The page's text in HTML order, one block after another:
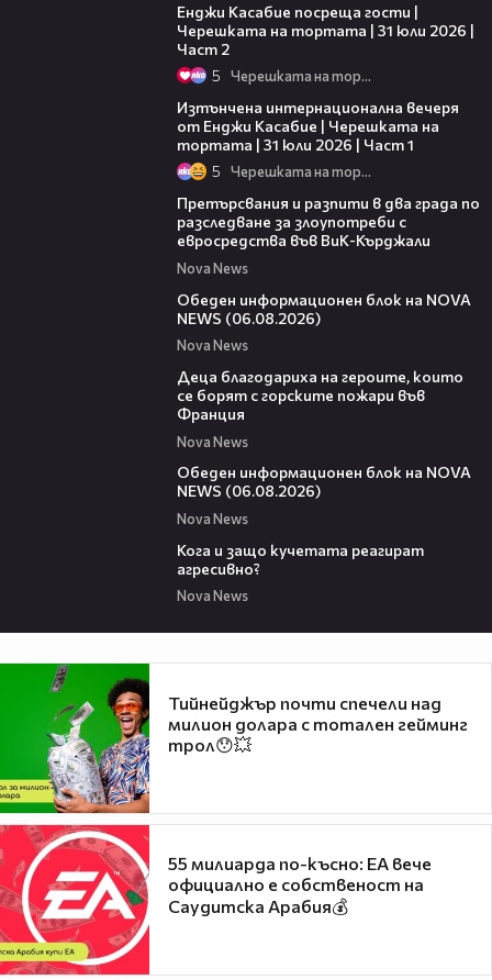
Енджи Касабие посреща гости |
Черешката на тортата | 31 юли 2026 |
Част 2
5 Черешката на тортата
Изтънчена интернационална вечеря
от Енджи Касабие | Черешката на
тортата | 31 юли 2026 | Част 1
5 Черешката на тортата
Претърсвания и разпити в два града по
разследване за злоупотреби с
евросредства във ВиК-Кърджали
Nova News
Обеден информационен блок на NOVA
NEWS (06.08.2026)
Nova News
Деца благодариха на героите, които
се борят с горските пожари във
Франция
Nova News
Обеден информационен блок на NOVA
NEWS (06.08.2026)
Nova News
Кога и защо кучетата реагират
агресивно?
Nova News
Тийнейджър почти спечели над
милион долара с тотален гейминг
трол😯💥
55 милиарда по-късно: EA вече
официално е собственост на
Саудитска Арабия💰